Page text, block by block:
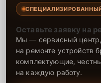
Оставьте заявку на
Мы — сервисный центр,
на ремонте устройств
комплектующие,
на каждую работу.